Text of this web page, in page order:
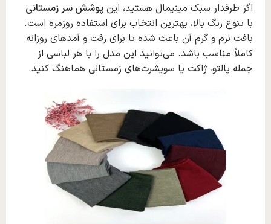
اگر طرفدار سبک مینیمال هستید، این پوشش سر زمستانی
با تنوع رنگ بالا، بهترین انتخاب برای استفاده روزمره است.
بافت نرم و گرم آن باعث شده تا برای رفت‌ و آمدهای روزانه
کاملاً مناسب باشد. می‌توانید این مدل را با هر لباسی از
جمله پالتو، ژاکت یا سویشرت‌های زمستانی هماهنگ کنید.